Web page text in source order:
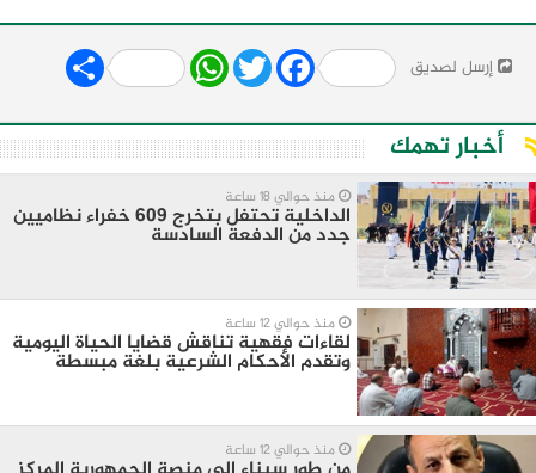
إرسل لصديق Share WhatsApp
Twitter Facebook
أخبار تهمك
منذ حوالي 18 ساعة
الداخلية تحتفل بتخرج 609 خفراء نظاميين
جدد من الدفعة السادسة
منذ حوالي 12 ساعة
لقاءات فقهية تناقش قضايا الحياة اليومية
وتقدم الأحكام الشرعية بلغة مبسطة
منذ حوالي 12 ساعة